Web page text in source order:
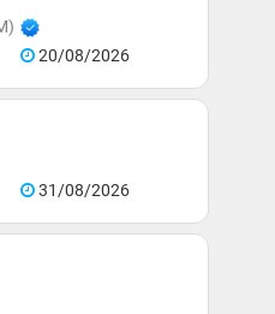
20/08/2026
31/08/2026